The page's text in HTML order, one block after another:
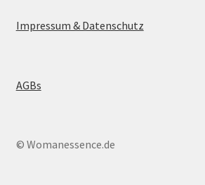
Impressum & Datenschutz
AGBs
© Womanessence.de